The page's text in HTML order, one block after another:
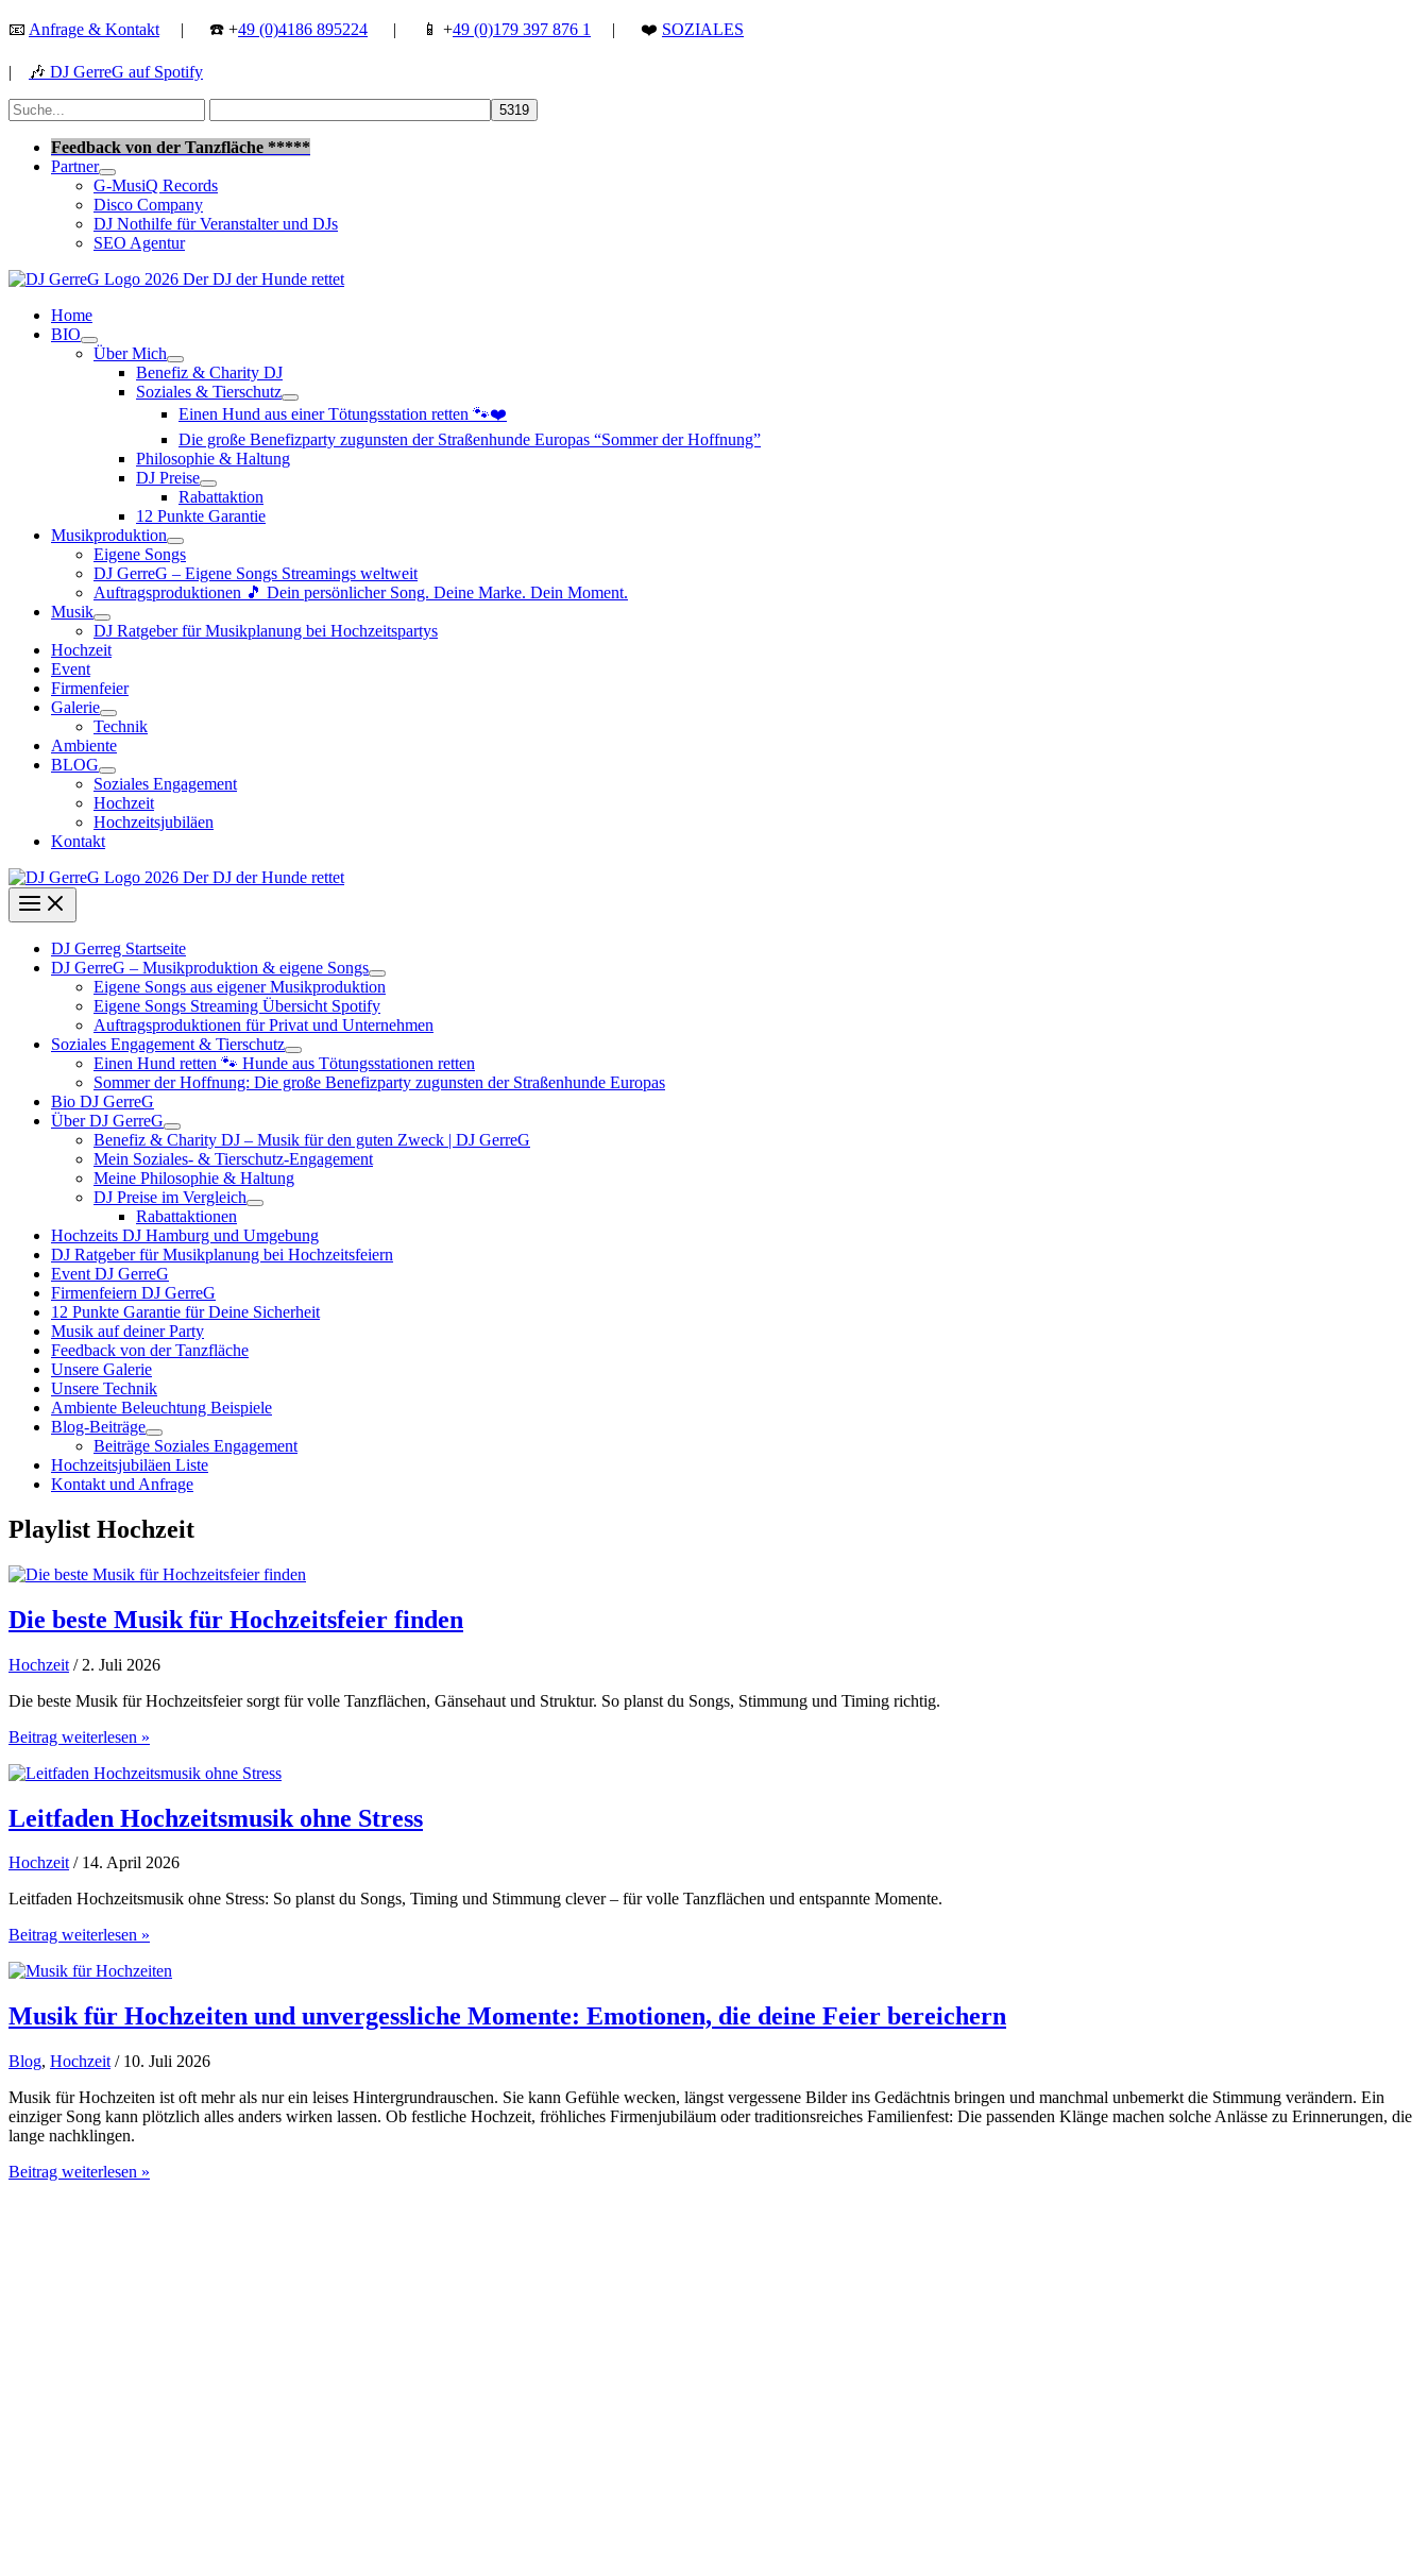
Zum
springen
📧 Anfrage & Kontakt | ☎️ +49 (0)4186 895224 | 📱 +49 (0)179 397 876 1 | ❤️ SOZIALES
| 🎶 DJ GerreG auf Spotify
Suchen
nach:
Feedback von der Tanzfläche *****
Partner
G-MusiQ Records
Disco Company
DJ Nothilfe für Veranstalter und DJs
SEO Agentur
Home
BIO
Über Mich
Benefiz & Charity DJ
Soziales & Tierschutz
Einen Hund aus einer Tötungsstation retten 🐾❤️
Die große Benefizparty zugunsten der Straßenhunde Europas “Sommer der Hoffnung”
Philosophie & Haltung
DJ Preise
Rabattaktion
12 Punkte Garantie
Musikproduktion
Eigene Songs
DJ GerreG – Eigene Songs Streamings weltweit
Auftragsproduktionen 🎵 Dein persönlicher Song. Deine Marke. Dein Moment.
Musik
DJ Ratgeber für Musikplanung bei Hochzeitspartys
Hochzeit
Event
Firmenfeier
Galerie
Technik
Ambiente
BLOG
Soziales Engagement
Hochzeit
Hochzeitsjubiläen
Kontakt
DJ Gerreg Startseite
DJ GerreG – Musikproduktion & eigene Songs
Eigene Songs aus eigener Musikproduktion
Eigene Songs Streaming Übersicht Spotify
Auftragsproduktionen für Privat und Unternehmen
Soziales Engagement & Tierschutz
Einen Hund retten 🐾 Hunde aus Tötungsstationen retten
Sommer der Hoffnung: Die große Benefizparty zugunsten der Straßenhunde Europas
Bio DJ GerreG
Über DJ GerreG
Benefiz & Charity DJ – Musik für den guten Zweck | DJ GerreG
Mein Soziales- & Tierschutz-Engagement
Meine Philosophie & Haltung
DJ Preise im Vergleich
Rabattaktionen
Hochzeits DJ Hamburg und Umgebung
DJ Ratgeber für Musikplanung bei Hochzeitsfeiern
Event DJ GerreG
Firmenfeiern DJ GerreG
12 Punkte Garantie für Deine Sicherheit
Musik auf deiner Party
Feedback von der Tanzfläche
Unsere Galerie
Unsere Technik
Ambiente Beleuchtung Beispiele
Blog-Beiträge
Beiträge Soziales Engagement
Hochzeitsjubiläen Liste
Kontakt und Anfrage
Playlist Hochzeit
Die beste Musik für Hochzeitsfeier finden
Hochzeit / 2. Juli 2026
Die beste Musik für Hochzeitsfeier sorgt für volle Tanzflächen, Gänsehaut und Struktur. So planst du Songs, Stimmung und Timing richtig.
Die
Musik
Hochzeitsfeier
finden
Beitrag weiterlesen »
Leitfaden Hochzeitsmusik ohne Stress
Hochzeit/ 14. April 2026
Leitfaden Hochzeitsmusik ohne Stress: So planst du Songs, Timing und Stimmung clever – für volle Tanzflächen und entspannte Momente.
Leitfaden
ohne
Beitrag weiterlesen »
Musik für Hochzeiten und unvergessliche Momente: Emotionen, die deine Feier bereichern
Blog, Hochzeit / 10. Juli 2026
Musik für Hochzeiten ist oft mehr als nur ein leises Hintergrundrauschen. Sie kann Gefühle wecken, längst vergessene Bilder ins Gedächtnis bringen und manchmal unbemerkt die Stimmung verändern. Ein
einziger Song kann plötzlich alles anders wirken lassen. Ob festliche Hochzeit, fröhliches Firmenjubiläum oder traditionsreiches Familienfest: Die passenden Klänge machen solche Anlässe zu Erinnerungen, die
lange nachklingen.
Musik
Beitrag weiterlesen »